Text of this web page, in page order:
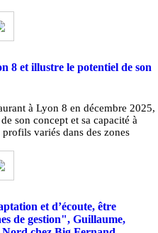
8 et illustre le potentiel de son
à Lyon 8 en décembre 2025,
son concept et sa capacité à
variés dans des zones
et d’écoute, être
de gestion", Guillaume,